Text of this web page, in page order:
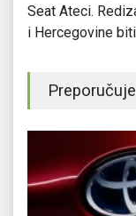
Seat Ateci.
i Hercegovine